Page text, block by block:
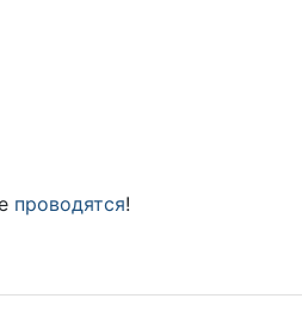
проводятся!